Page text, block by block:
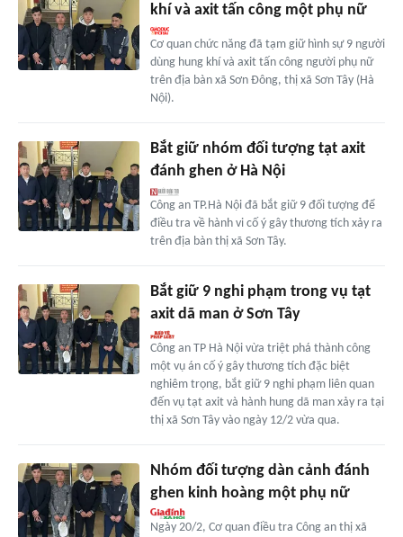
khí và axit tấn công một phụ nữ
Cơ quan chức năng đã tạm giữ hình sự 9 người
dùng hung khí và axit tấn công người phụ nữ
trên địa bàn xã Sơn Đông, thị xã Sơn Tây (Hà
Nội).
Bắt giữ nhóm đối tượng tạt axit
đánh ghen ở Hà Nội
Công an TP.Hà Nội đã bắt giữ 9 đối tượng để
điều tra về hành vi cố ý gây thương tích xảy ra
trên địa bàn thị xã Sơn Tây.
Bắt giữ 9 nghi phạm trong vụ tạt
axit dã man ở Sơn Tây
Công an TP Hà Nội vừa triệt phá thành công
một vụ án cố ý gây thương tích đặc biệt
nghiêm trọng, bắt giữ 9 nghi phạm liên quan
đến vụ tạt axit và hành hung dã man xảy ra tại
thị xã Sơn Tây vào ngày 12/2 vừa qua.
Nhóm đối tượng dàn cảnh đánh
ghen kinh hoàng một phụ nữ
Ngày 20/2, Cơ quan điều tra Công an thị xã